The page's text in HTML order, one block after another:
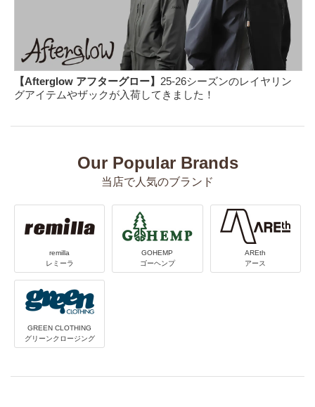
【Afterglow アフターグロー】 25-26シーズンのレイヤリン
グアイテムやザックが入荷してきました！
Our Popular Brands
当店で人気のブランド
remilla
レミーラ
GOHEMP
ゴーヘンプ
AREth
アース
GREEN CLOTHING
グリーンクロージング